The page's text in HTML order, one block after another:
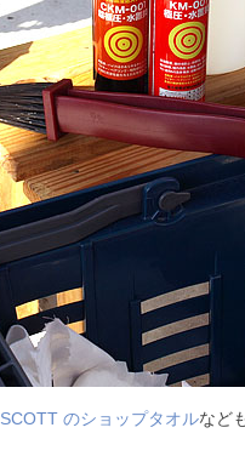
SCOTT のショップタオルなど